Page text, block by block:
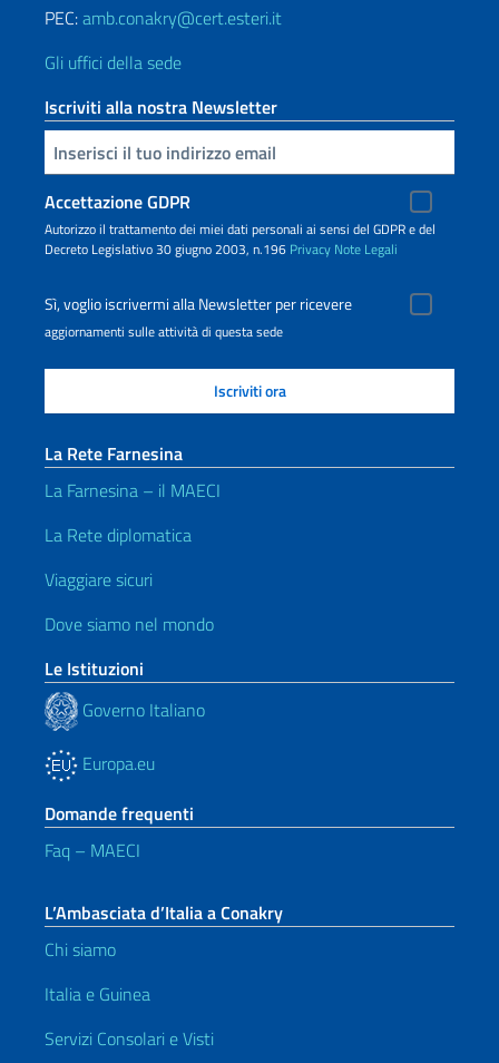
PEC:amb.conakry@cert.esteri.it
Gli uffici della sede
Iscriviti alla nostra Newsletter
Inserisci la tua email
Accettazione GDPR
Autorizzo il trattamento dei miei dati personali ai sensi del GDPR e del
Decreto Legislativo 30 giugno 2003, n.196 Privacy Note Legali
Sì, voglio iscrivermi alla Newsletter per ricevere
aggiornamenti sulle attività di questa sede
La Rete Farnesina
La Farnesina – il MAECI
La Rete diplomatica
Viaggiare sicuri
Dove siamo nel mondo
Le Istituzioni
Governo Italiano
Europa.eu
Domande frequenti
Faq – MAECI
L’Ambasciata d’Italia a Conakry
Chi siamo
Italia e Guinea
Servizi Consolari e Visti